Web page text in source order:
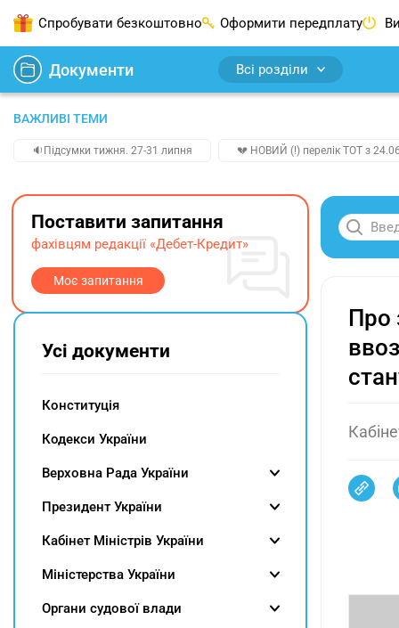
Спробувати безкоштовно Оформити передплату
Документи Всі розділи
ВАЖЛИВІ ТЕМИ
🔉Підсумки тижня. 27-31 липня 💔 НОВИЙ (!) перелік ТОТ з
Про
Поставити запитання
фахівцям редакції «Дебет-Кредит»
Моє запитання
Усі документи
Конституція
Кодекси України
Верховна Рада України
Президент України
Кабінет Міністрів України
Міністерства України
Органи судової влади